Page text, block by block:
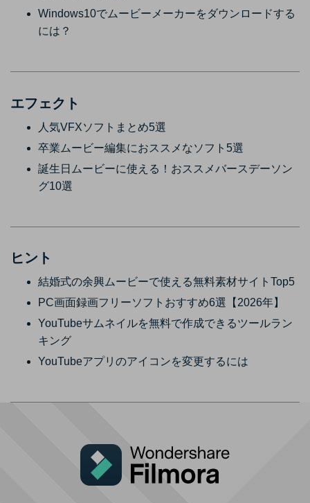
Windows10でムービーメーカーをダウンロードする
には？
エフェクト
人気VFXソフトまとめ5選
卒業ムービー編集におススメなソフト5選
誕生日ムービーに使える！おススメバースデーソン
グ10選
ヒント
結婚式の余興ムービーで使える無料素材サイトTop5
PC画面録画フリーソフトおすすめ6選【2026年】
YouTubeサムネイルを無料で作成できるツールラン
キング
YouTubeアプリのアイコンを変更するには